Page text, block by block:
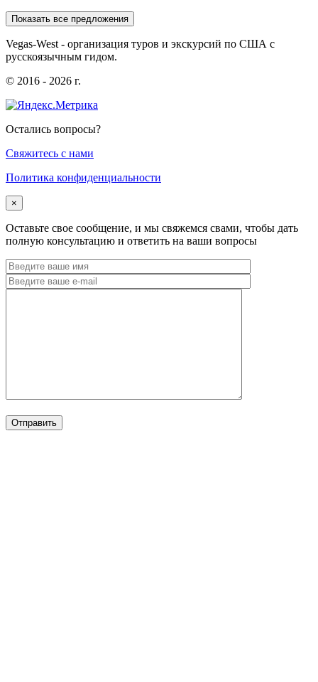
Показать все предложения
Vegas-West - организация туров и экскурсий по США с
русскоязычным гидом.
© 2016 - 2026 г.
Остались вопросы?
Cвяжитесь с нами
Политика конфиденциальности
×
Оставьте свое сообщение, и мы свяжемся свами, чтобы дать
полную консультацию и ответить на ваши вопросы